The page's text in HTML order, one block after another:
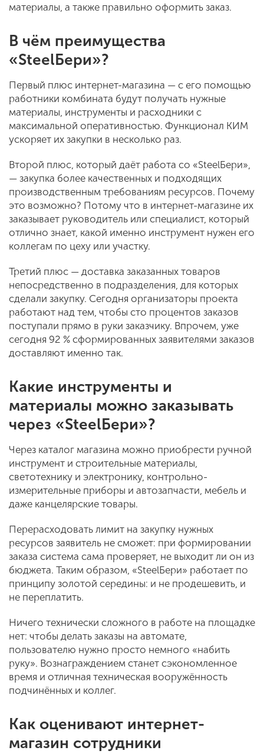
материалы, а также правильно оформить заказ.
В чём преимущества
«SteelБери»?
Первый плюс интернет-магазина — с его помощью
работники комбината будут получать нужные
материалы, инструменты и расходники с
максимальной оперативностью. Функционал КИМ
ускоряет их закупки в несколько раз.
Второй плюс, который даёт работа со «SteelБери»,
— закупка более качественных и подходящих
производственным требованиям ресурсов. Почему
это возможно? Потому что в интернет-магазине их
заказывает руководитель или специалист, который
отлично знает, какой именно инструмент нужен его
коллегам по цеху или участку.
Третий плюс — доставка заказанных товаров
непосредственно в подразделения, для которых
сделали закупку. Сегодня организаторы проекта
работают над тем, чтобы сто процентов заказов
поступали прямо в руки заказчику. Впрочем, уже
сегодня 92 % сформированных заявителями заказов
доставляют именно так.
Какие инструменты и
материалы можно заказывать
через «SteelБери»?
Через каталог магазина можно приобрести ручной
инструмент и строительные материалы,
светотехнику и электронику, контрольно-
измерительные приборы и автозапчасти, мебель и
даже канцелярские товары.
Перерасходовать лимит на закупку нужных
ресурсов заявитель не сможет: при формировании
заказа система сама проверяет, не выходит ли он из
бюджета. Таким образом, «SteelБери» работает по
принципу золотой середины: и не продешевить, и
не переплатить.
Ничего технически сложного в работе на площадке
нет: чтобы делать заказы на автомате,
пользователю нужно просто немного «набить
руку». Вознаграждением станет сэкономленное
время и отличная техническая вооружённость
подчинённых и коллег.
Как оценивают интернет-
магазин сотрудники